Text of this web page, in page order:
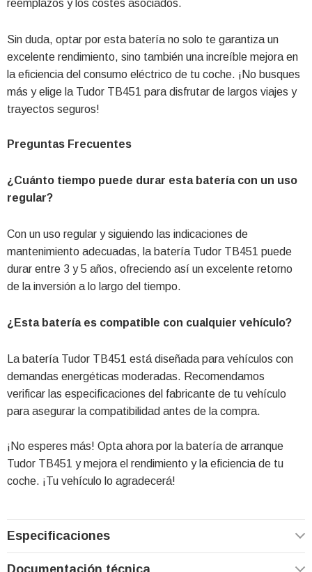
reemplazos y los costes asociados.
Sin duda, optar por esta batería no solo te garantiza un
excelente rendimiento, sino también una increíble mejora en
la eficiencia del consumo eléctrico de tu coche. ¡No busques
más y elige la Tudor TB451 para disfrutar de largos viajes y
trayectos seguros!
Preguntas Frecuentes
¿Cuánto tiempo puede durar esta batería con un uso
regular?
Con un uso regular y siguiendo las indicaciones de
mantenimiento adecuadas, la batería Tudor TB451 puede
durar entre 3 y 5 años, ofreciendo así un excelente retorno
de la inversión a lo largo del tiempo.
¿Esta batería es compatible con cualquier vehículo?
La batería Tudor TB451 está diseñada para vehículos con
demandas energéticas moderadas. Recomendamos
verificar las especificaciones del fabricante de tu vehículo
para asegurar la compatibilidad antes de la compra.
¡No esperes más! Opta ahora por la batería de arranque
Tudor TB451 y mejora el rendimiento y la eficiencia de tu
coche. ¡Tu vehículo lo agradecerá!
Especificaciones
Documentación técnica